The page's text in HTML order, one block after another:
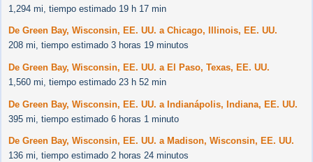
1,294 mi, tiempo estimado 19 h 17 min
De Green Bay, Wisconsin, EE. UU. a Chicago, Illinois, EE. UU.
208 mi, tiempo estimado 3 horas 19 minutos
De Green Bay, Wisconsin, EE. UU. a El Paso, Texas, EE. UU.
1,560 mi, tiempo estimado 23 h 52 min
De Green Bay, Wisconsin, EE. UU. a Indianápolis, Indiana, EE. UU.
395 mi, tiempo estimado 6 horas 1 minuto
De Green Bay, Wisconsin, EE. UU. a Madison, Wisconsin, EE. UU.
136 mi, tiempo estimado 2 horas 24 minutos